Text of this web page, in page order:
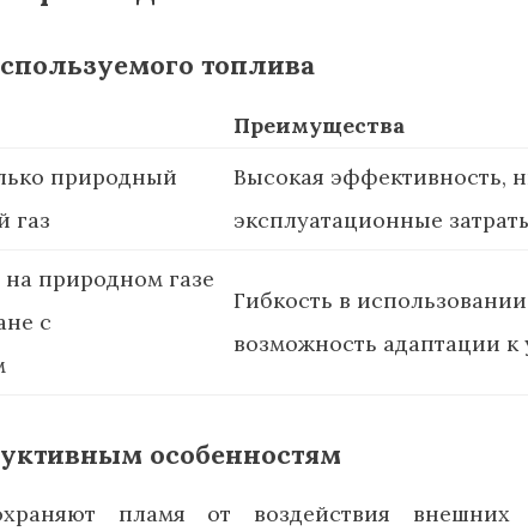
топлива
Преимущества
природный
газ
Высокая эффективность,
эксплуатационные
на природном газе
с
Гибкость в
возможность адаптации к
особенностям
пламя от воздействия внешних